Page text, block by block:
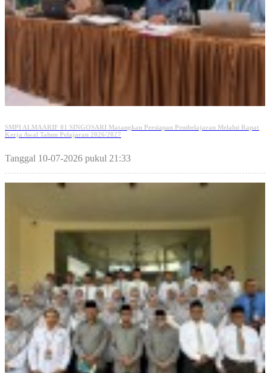
SMPI ALMAARIF 01 SINGOSARI Matangkan Persiapan Pembelajaran Melalui Rapat
Kerja Awal Tahun Pelajaran 2026/2027
Tanggal 10-07-2026 pukul 21:33